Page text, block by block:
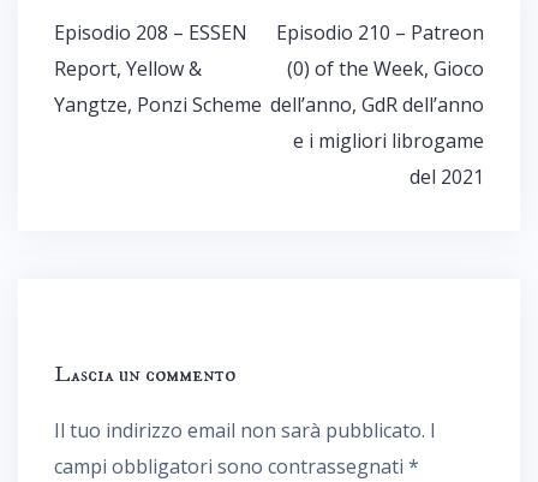
Navigazione
articoli
Episodio 208 – ESSEN
Report, Yellow &
Yangtze, Ponzi Scheme
Episodio 210 – Patreon
(0) of the Week, Gioco
dell’anno, GdR dell’anno
e i migliori librogame
del 2021
Lascia un commento
Il tuo indirizzo email non sarà pubblicato. I
campi obbligatori sono contrassegnati *